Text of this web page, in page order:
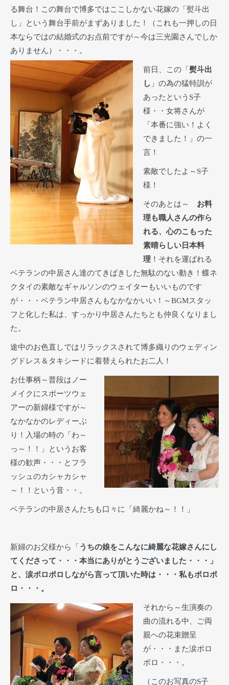
る舞台！この舞台で博多ではここしかない花嫁の「熨斗出
し」という舞台手前がまずありました！（これも一押しの日
本ならではの結婚式のお点前ですが～今は三光園さんでしか
ありません）・・・。
前日、この「熨斗出
し 」の為の猛特訓が
あったというS子
様・・女将さんが
「本番に強い！よく
できました！」の一
言！
素敵でしたよ～S子
様！
そのあとは～ お料
理も職人さんの作ら
れる、心のこもった
素晴らしい日本料
理 ！それを運ばれる
ベテランの中居さん達のてきぱきした無駄のない動き！蝶ネ
クタイの素敵なギャルソンのウェイターもいいものです
が・・・ベテラン中居さんもなかなかいい！～BGMスタッ
フと化した私は、すっかり中居さんたちとも仲良くなりまし
た。
途中のお色直しではリラックスされて博多織りのウェディン
グドレス＆タキシードに着替えられたお二人！
お仕事柄～普段はノー
メイクにスポーツウェ
アーの新婦様ですが～
なかなかのレディーぶ
り！入場の時の「わ～
っ～！！」というお客
様の歓声・・・とフラ
ッシュのカシャカシャ
～！！という音・・。
ベテランの中居さんたちも口々に「綺麗かね～！！」
新婦のお父様から「うちの娘をこんなに綺麗な花嫁さんにし
てくださって・・・本当にありがとうございました・・・」
と、涙ポロポロしながら言って頂いた時は・・・私もポロポ
ロ・・・。
それから～生演奏の
曲の流れる中、ご両
親への花束贈呈
が・・・また涙ポロ
ポロ・・・。
（このお写真のS子